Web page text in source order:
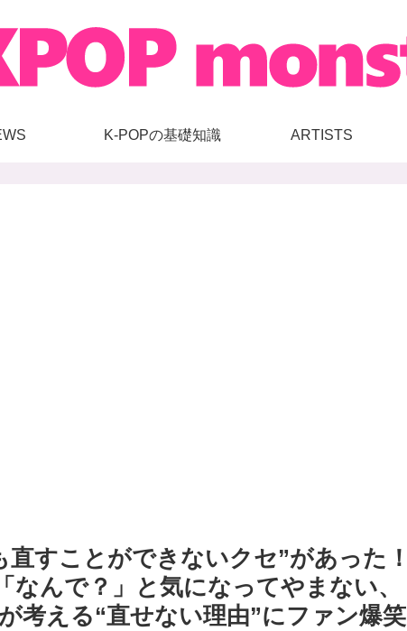
K-POPの基礎知識 ARTISTS
すことができないクセ”があった！
んで？」と気になってやまない、
考える“直せない理由”にファン爆笑